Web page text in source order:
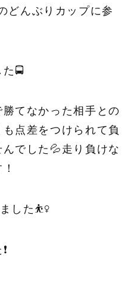
どんぶりカップに参
🚍
てなかった相手との
点差をつけられて負
でした💦走り負けな
した⛹️‍♀️